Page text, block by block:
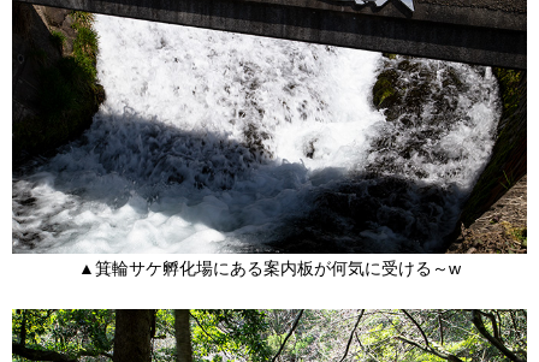
▲箕輪サケ孵化場にある案内板が何気に受ける～w